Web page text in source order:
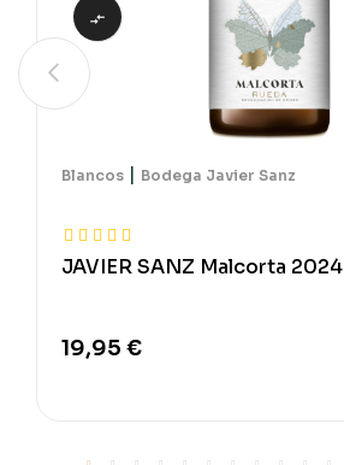
Blancos | Bodega Javier Sanz

JAVIER SANZ Malcorta 2024
19,95 €